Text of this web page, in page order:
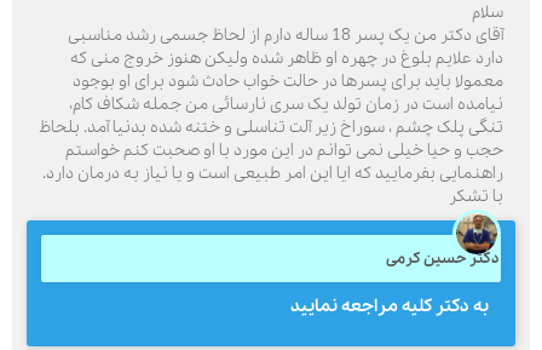
سلام
آقای دکتر من یک پسر 18 ساله دارم از لحاظ جسمی رشد مناسبی
دارد علایم بلوغ در چهره او ظاهر شده ولیکن هنوز خروج منی که
معمولا باید برای پسرها در حالت خواب حادث شود برای او بوجود
نیامده است در زمان تولد یک سری نارسائی من جمله شکاف کام،
تنگی پلک چشم ، سوراخ زیر آلت تناسلی و ختنه شده بدنیا آمد. بلحاظ
حجب و حیا خیلی نمی توانم در این مورد با او صحبت کنم خواستم
راهنمایی بفرمایید که ایا این امر طبیعی است و یا نیاز به درمان دارد.
با تشکر
دکتر حسین کرمی
به دکتر کلیه مراجعه نمایید